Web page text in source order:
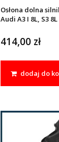
Osłona dolna
Audi A3 I 8L, S3
2004, Skoda
Volkswagen BORA
414,00 zł
dodaj do